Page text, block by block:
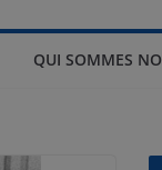
QUI SOMMES